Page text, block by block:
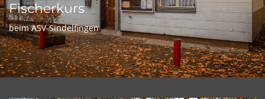
Fischerkurs
beim ASV-Sindelfingen